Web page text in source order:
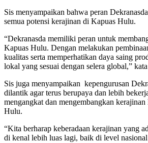
Sis menyampaikan bahwa peran
semua potensi kerajinan di Kapuas Hulu.
“Dekranasda memiliki peran untuk
Kapuas Hulu. Dengan melakukan
kualitas serta memperhatikan daya saing
lokal yang sesuai dengan selera global,”
Sis juga menyampaikan kepengurusan
dilantik agar terus berupaya dan lebih
mengangkat dan mengembangkan
Hulu.
“Kita berharap keberadaan kerajinan yang
di kenal lebih luas lagi, baik di level